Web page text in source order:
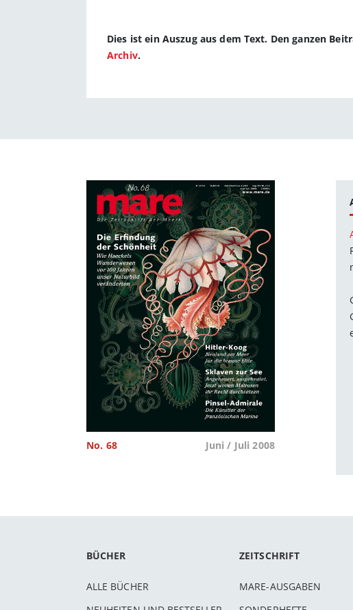
Dies ist ein Auszug aus dem Text. Den ganzen
Archiv.
No. 68 Juni / Juli 2008
BÜCHER
ALLE BÜCHER
ZEITSCHRIFT
MARE-AUSGABEN